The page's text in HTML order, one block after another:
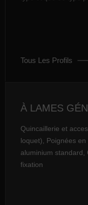
Tous Les Profils
À LAMES
Quincaillerie et
loquet), Poignées
aluminium standard,
fixation